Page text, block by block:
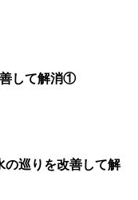
して解消①
巡りを改善して解